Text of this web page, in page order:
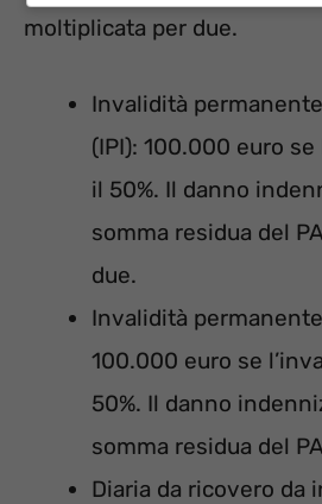
moltiplicata per due.
Invalidità
(IPI): 100.000 euro
il 50%. Il danno
somma residua del
due.
Invalidità
100.000 euro se
50%. Il danno
somma residua del
Diaria da ricovero da